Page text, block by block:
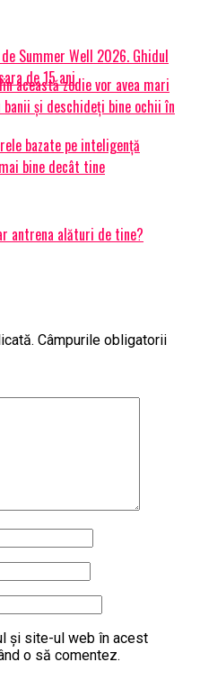
această zodie vor avea mari
și deschideți bine ochii în
Summer Well 2026. Ghidul
de 15 ani
bazate pe inteligență
bine decât tine
antrena alături de tine?
Câmpurile obligatorii
și site-ul web în acest
o să comentez.